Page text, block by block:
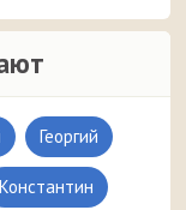
Георгий
Константин